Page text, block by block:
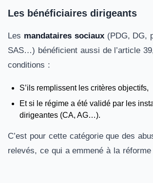
Les bénéficiaires dirigeants
Les mandataires sociaux(PDG, DG,
SAS…) bénéficient aussi de l’article
conditions :
S’ils remplissent les critères objectifs,
Et si le régime a été validé par les
dirigeantes (CA, AG…).
C’est pour cette catégorie que des
relevés, ce qui a emmené à la réforme